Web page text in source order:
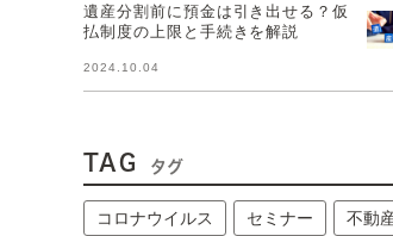
遺産分割前に預金は引き出せる？仮
払制度の上限と手続きを解説
2024.10.04
TAG タグ
コロナウイルス セミナー 不動